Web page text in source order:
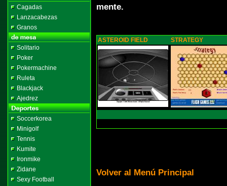
Cagadas
Lanzacabezas
Granos
Solitario
Poker
Pokermachine
Ruleta
Blackjack
Ajedrez
Soccerkorea
Minigolf
Tennis
Kumite
Ironmike
Zidane
Sexy Football
mente.
ASTEROID FIELD STRATEGY
Volver al Menú Principal